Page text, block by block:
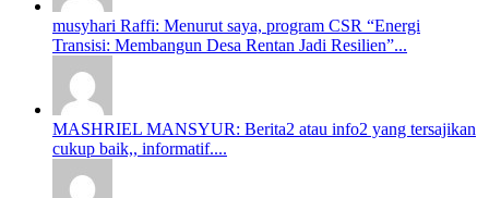
musyhari Raffi: Menurut saya, program CSR “Energi
Transisi: Membangun Desa Rentan Jadi Resilien”...
MASHRIEL MANSYUR: Berita2 atau info2 yang tersajikan
cukup baik,, informatif....